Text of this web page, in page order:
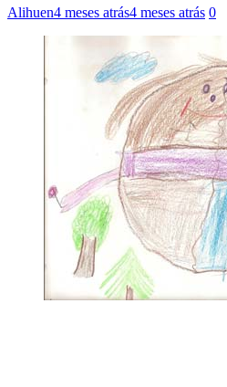
Alihuen4 meses atrás4 meses atrás 0